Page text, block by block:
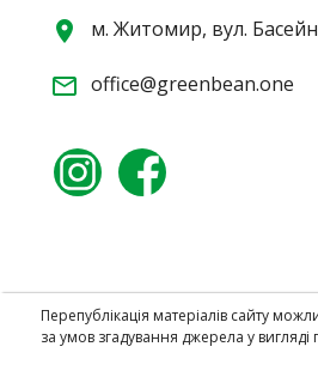
location_on
м. Житомир, вул.
mail_outline office@greenbean.one
Перепублікація матеріалів сайту
за умов згадування джерела у вигляді